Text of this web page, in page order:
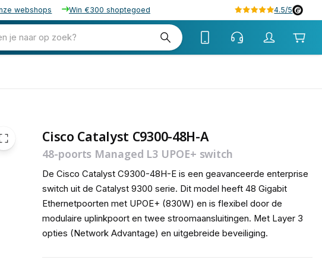
webshops Win €300 shoptegoed 4.5/5
je naar op zoek?
Cisco Catalyst C9300-48H-A
48-poorts Managed L3 UPOE+ switch
De Cisco Catalyst C9300-48H-E is een geavanceerde enterprise
switch uit de Catalyst 9300 serie. Dit model heeft 48 Gigabit
Ethernetpoorten met UPOE+ (830W) en is flexibel door de
modulaire uplinkpoort en twee stroomaansluitingen. Met Layer 3
opties (Network Advantage) en uitgebreide beveiliging.
excl. btw
incl. btw